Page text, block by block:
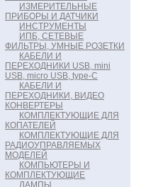
ИЗМЕРИТЕЛЬНЫЕ
ПРИБОРЫ И ДАТЧИКИ
ИНСТРУМЕНТЫ
ИПБ, СЕТЕВЫЕ
ФИЛЬТРЫ, УМНЫЕ РОЗЕТКИ
КАБЕЛИ И
ПЕРЕХОДНИКИ USB, mini
USB, micro USB, type-C
КАБЕЛИ И
ПЕРЕХОДНИКИ, ВИДЕО
КОНВЕРТЕРЫ
КОМПЛЕКТУЮЩИЕ ДЛЯ
КОПАТЕЛЕЙ
КОМПЛЕКТУЮЩИЕ ДЛЯ
РАДИОУПРАВЛЯЕМЫХ
МОДЕЛЕЙ
КОМПЬЮТЕРЫ И
КОМПЛЕКТУЮЩИЕ
ЛАМПЫ